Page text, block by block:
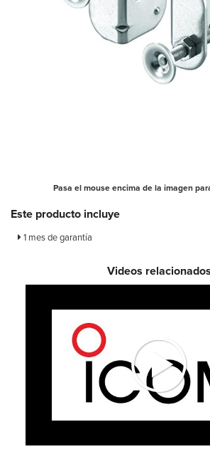
Pasa el mouse encima de la imagen
Este producto incluye
1 mes de garantía
Videos relacionados